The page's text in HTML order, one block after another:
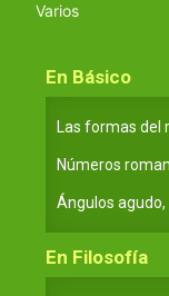
Varios
En Básico
Las formas del
Números
Ángulos agudo,
En Filosofía